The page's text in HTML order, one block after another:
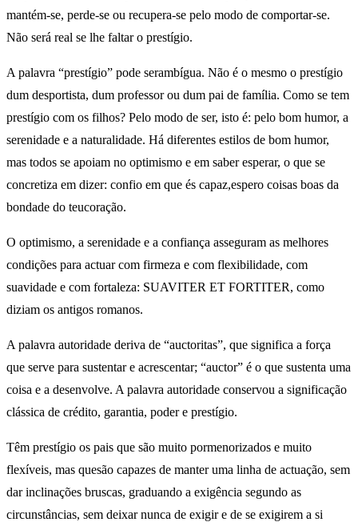
mantém-se, perde-se ou recupera-se pelo modo de comportar-se.
Não será real se lhe faltar o prestígio.
A palavra “prestígio” pode serambígua. Não é o mesmo o prestígio
dum desportista, dum professor ou dum pai de família. Como se tem
prestígio com os filhos? Pelo modo de ser, isto é: pelo bom humor, a
serenidade e a naturalidade. Há diferentes estilos de bom humor,
mas todos se apoiam no optimismo e em saber esperar, o que se
concretiza em dizer: confio em que és capaz,espero coisas boas da
bondade do teucoração.
O optimismo, a serenidade e a confiança asseguram as melhores
condições para actuar com firmeza e com flexibilidade, com
suavidade e com fortaleza: SUAVITER ET FORTITER, como
diziam os antigos romanos.
A palavra autoridade deriva de “auctoritas”, que significa a força
que serve para sustentar e acrescentar; “auctor” é o que sustenta uma
coisa e a desenvolve. A palavra autoridade conservou a significação
clássica de crédito, garantia, poder e prestígio.
Têm prestígio os pais que são muito pormenorizados e muito
flexíveis, mas quesão capazes de manter uma linha de actuação, sem
dar inclinações bruscas, graduando a exigência segundo as
circunstâncias, sem deixar nunca de exigir e de se exigirem a si